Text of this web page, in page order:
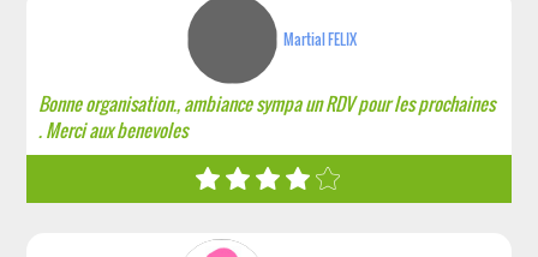
Martial FELIX
Bonne organisation., ambiance sympa un RDV pour les prochaines
. Merci aux benevoles